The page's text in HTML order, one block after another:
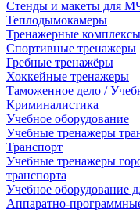
Стенды и макеты для
Теплодымокамеры
Тренажерные
Спортивные тренажеры
Гребные тренажёры
Хоккейные тренажеры
Таможенное дело /
Криминалистика
Учебное оборудование
Учебные тренажеры
Транспорт
Учебные тренажеры
транспорта
Учебное оборудование
Аппаратно-